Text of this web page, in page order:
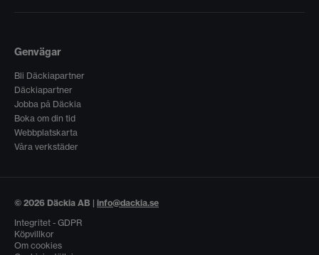
Genvägar
Bli Däckiapartner
Däckiapartner
Jobba på Däckia
Boka om din tid
Webbplatskarta
Våra verkstäder
© 2026 Däckia AB | info@dackia.se
Integritet - GDPR
Köpvillkor
Om cookies